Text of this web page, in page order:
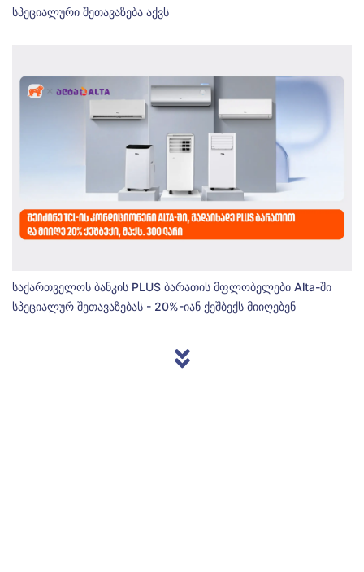
სპეციალური შეთავაზება აქვს
საქართველოს ბანკის PLUS ბარათის მფლობელები Alta-ში
სპეციალურ შეთავაზებას - 20%-იან ქეშბექს მიიღებენ